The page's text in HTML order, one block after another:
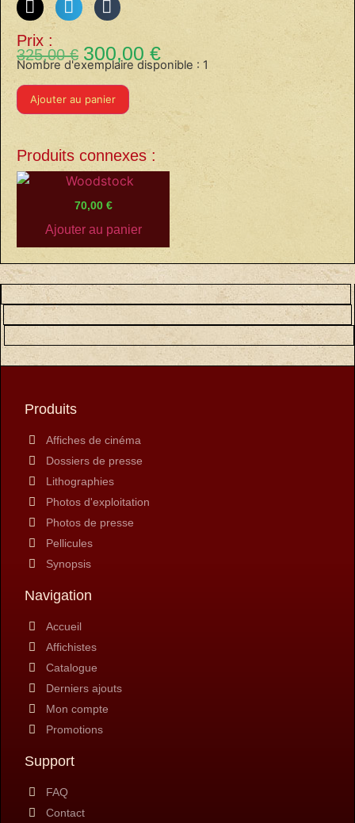
Prix :
325,00€ 300,00 €
Nombre d'exemplaire disponible : 1
Ajouter au panier
Produits connexes :
70,00 €
Ajouter au panier
Produits
Affiches de cinéma
Dossiers de presse
Lithographies
Photos d'exploitation
Photos de presse
Pellicules
Synopsis
Navigation
Accueil
Affichistes
Catalogue
Derniers ajouts
Mon compte
Promotions
Support
FAQ
Contact